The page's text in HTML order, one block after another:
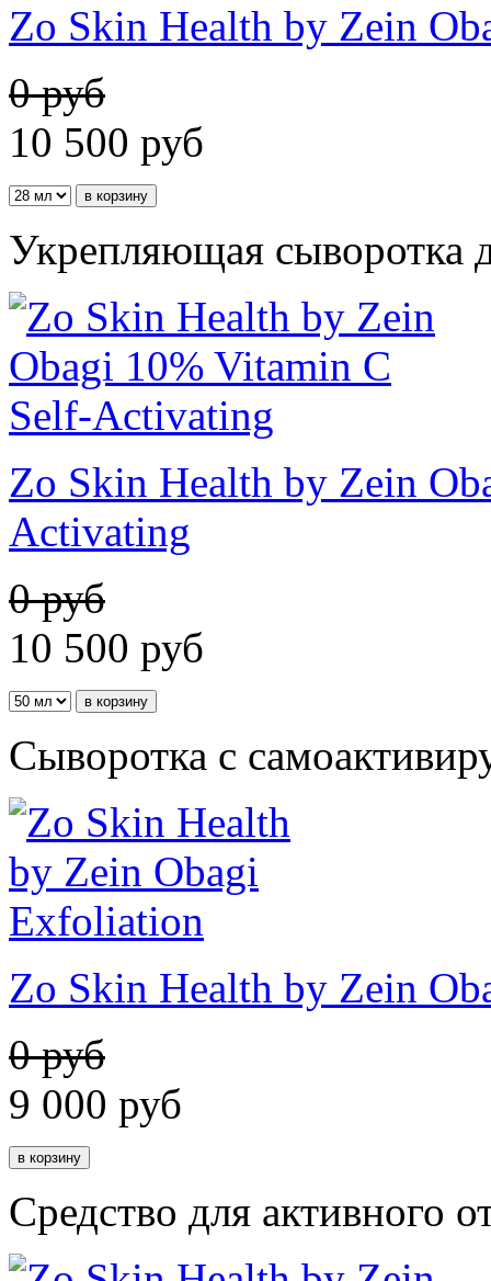
Zo Skin Health by Zein
0 руб
10 500 руб
Укрепляющая сыворотка
Zo Skin Health by Zein
Activating
0 руб
10 500 руб
Сыворотка с
Zo Skin Health by Zein
0 руб
9 000 руб
Средство для активного